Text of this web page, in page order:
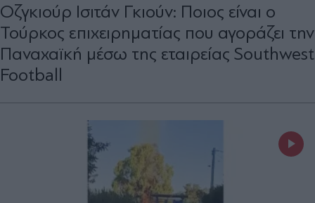
Οζγκιούρ Ισιτάν Γκιούν: Ποιος είναι ο
Τούρκος επιχειρηματίας που αγοράζει την
Παναχαϊκή μέσω της εταιρείας Southwest
Football